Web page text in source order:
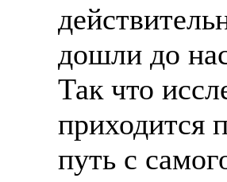
дошли до
Так что
приходится
путь с